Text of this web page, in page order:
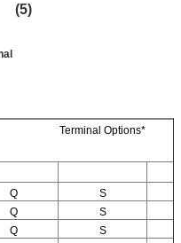
Terminal Options*
Q
S
Q
S
Q
S